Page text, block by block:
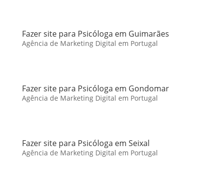
Fazer site para Psicóloga em Guimarães
Agência de Marketing Digital em Portugal
Fazer site para Psicóloga em Gondomar
Agência de Marketing Digital em Portugal
Fazer site para Psicóloga em Seixal
Agência de Marketing Digital em Portugal